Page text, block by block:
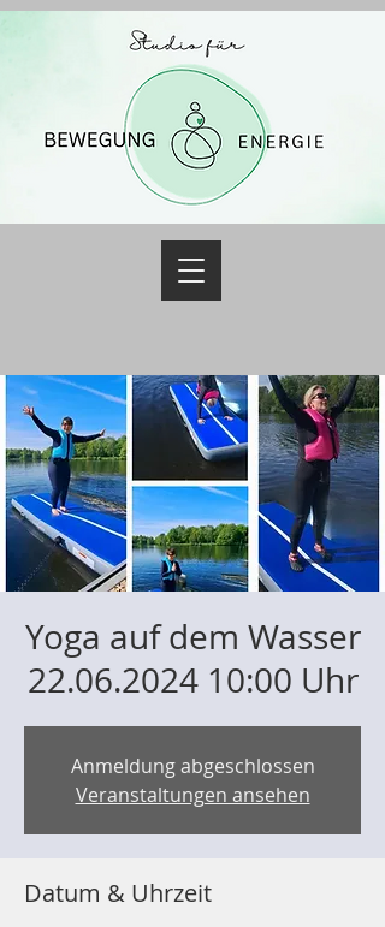
Yoga auf dem Wasser
22.06.2024 10:00 Uhr
Anmeldung abgeschlossen
Veranstaltungen ansehen
Datum & Uhrzeit